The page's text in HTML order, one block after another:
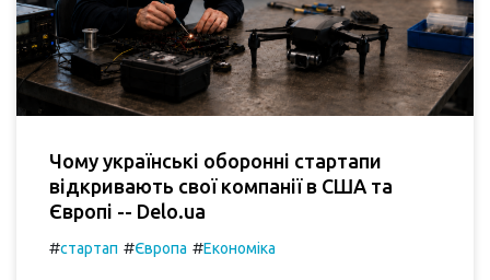
Чому українські оборонні стартапи
відкривають свої компанії в США та
Європі -- Delo.ua
#стартап #Європа #Економіка